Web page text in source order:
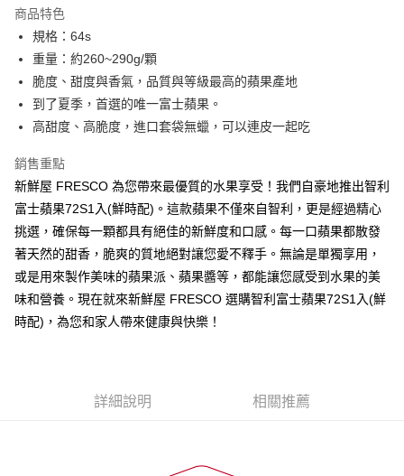
街口支付
ATM付款
運送方式
每筆NT$225
鮮時配（台北市全區、新北市板橋、三重、中和、永和、新店、新
莊及蘆洲區）
商品特色
規格：64s
重量：約260~290g/顆
脆度、甜度與香氣，品質與等級最高的蘋果產地
到了夏季，首選的唯一富士蘋果。
高甜度、高脆度，進口套袋無蠟，可以連皮一起吃
銷售重點
新鮮屋 FRESCO 為您帶來最優質的水果享受！我們自豪地推出智利
富士蘋果72S1入(鮮時配)。這款蘋果不僅來自智利，更是經過精心
挑選，確保每一顆都具有絕佳的新鮮度和口感。每一口蘋果都散發
著天然的甜香，脆爽的質地絕對讓您愛不釋手。無論是單獨享用，
或是用來製作美味的蘋果派、蘋果醬等，都能讓您感受到水果的美
味和營養。現在就來新鮮屋 FRESCO 選購智利富士蘋果72S1入(鮮
時配)，為您和家人帶來健康與快樂！
詳細說明 相關推薦